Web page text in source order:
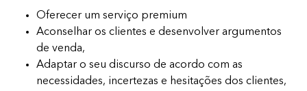
Oferecer um serviço premium
Aconselhar os clientes e desenvolver argumentos
de venda,
Adaptar o seu discurso de acordo com as
necessidades, incertezas e hesitações dos clientes,